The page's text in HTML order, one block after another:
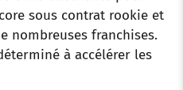
sous contrat rookie et
nombreuses franchises.
à accélérer les